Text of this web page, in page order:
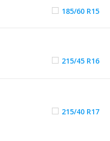
185/60 R15
215/45 R16
215/40 R17